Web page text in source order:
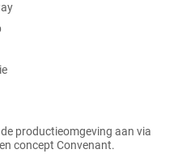
productieomgeving aan via
concept Convenant.